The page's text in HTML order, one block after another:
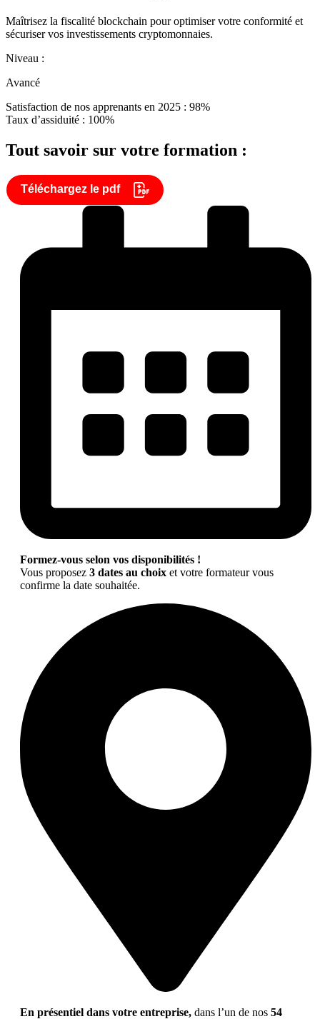
Maîtrisez la fiscalité blockchain pour optimiser votre conformité et
sécuriser vos investissements cryptomonnaies.
Niveau :
Avancé
Satisfaction de nos apprenants en 2025 : 98%
Taux d’assiduité : 100%
Tout savoir sur votre formation :
Téléchargez le pdf
Formez-vous selon vos disponibilités !
Vous proposez 3 dates au choix et votre formateur vous
confirme la date souhaitée.
En présentiel dans votre entreprise, dans l’un de nos 54